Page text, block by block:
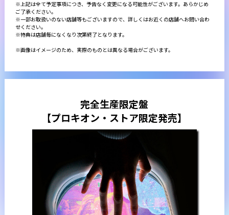
※上記は全て予定事項につき、予告なく変更になる可能性がございます。あらかじめ
ご了承ください。
※一部お取扱いのない店舗等もございますので、詳しくはお近くの店舗へお問い合わ
せください。
※特典は店舗毎になくなり次第終了となります。
※画像はイメージのため、実際のものとは異なる場合がございます。
完全生産限定盤
【プロキオン・ストア限定発売】